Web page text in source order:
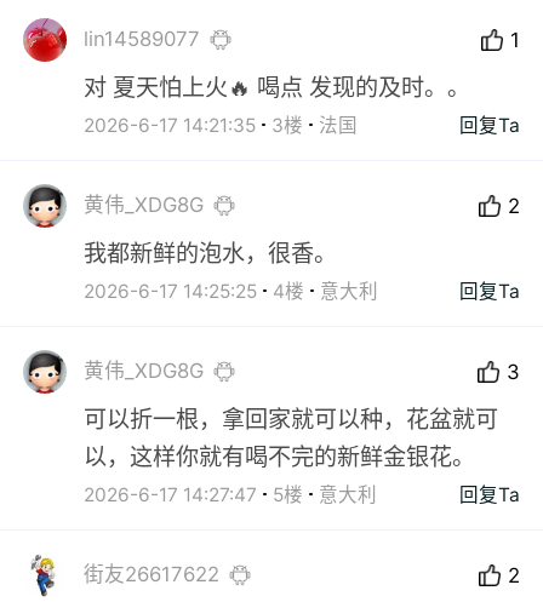
lin14589077 1
对 夏天怕上火🔥 喝点 发现的及时。。
2026-6-17 14:21:35 3楼 法国 回复Ta
黄伟_XDG8G 2
我都新鲜的泡水，很香。
2026-6-17 14:25:25 4楼 意大利 回复Ta
黄伟_XDG8G 3
可以折一根，拿回家就可以种，花盆就可
以，这样你就有喝不完的新鲜金银花。
2026-6-17 14:27:47 5楼 意大利 回复Ta
街友26617622 2